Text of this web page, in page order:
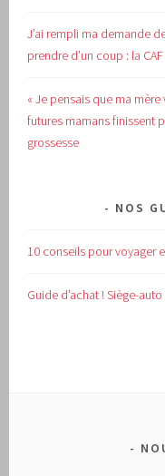
J’ai rempli ma demande
prendre d’un coup : la
« Je pensais que ma
futures mamans finissent
grossesse
NOS
10 conseils pour voyager
Guide d’achat !Siège-